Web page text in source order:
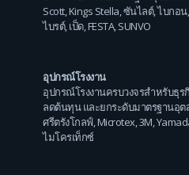
Scott,Kings Stella,ซันไลต์,ไบกอน,
ไบรต์,เป็ด,FESTA,SUNVO
อุปกรณ์โรงงาน
อุปกรณ์โรงงานครบวงจรสำหรับธุ
ลดต้นทุน และยกระดับมาตรฐานอุต
ศรีตรังโกลฟ์,Microtex,3M,
ไมโครเท็กซ์